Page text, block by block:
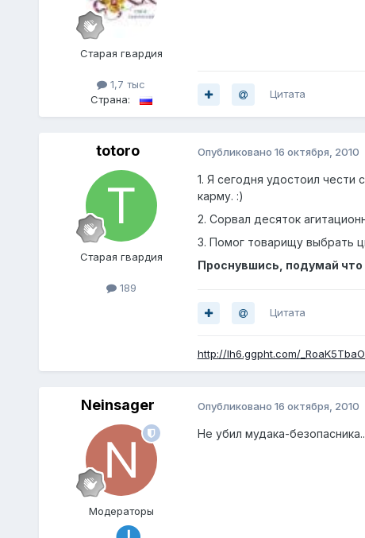
Старая гвардия
1,7 тыс
Страна:
Цитата
totoro
Старая гвардия
189
Опубликовано 16 октября, 2010
1. Я сегодня удостоил
карму. :)
2. Сорвал десяток
3. Помог товарищу выбрать
Проснувшись, подумай
Цитата
http://lh6.ggpht.com/
Neinsager
Модераторы
Опубликовано 16 октября, 2010
Не убил мудака-